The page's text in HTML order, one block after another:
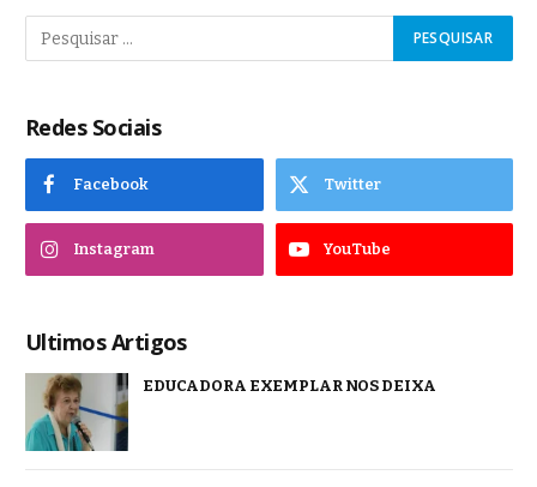
Redes Sociais
Facebook Twitter
Instagram YouTube
Ultimos Artigos
EDUCADORA EXEMPLAR NOS DEIXA